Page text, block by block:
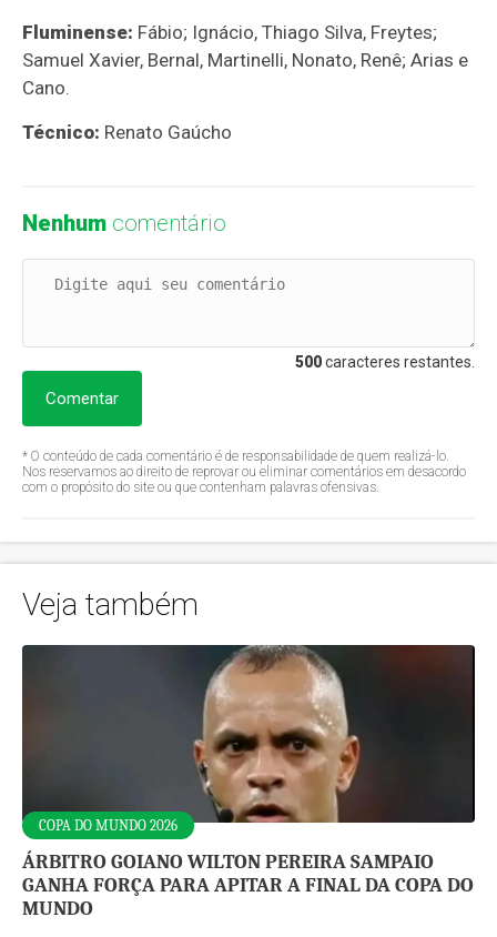
Fluminense: Fábio; Ignácio, Thiago Silva, Freytes;
Samuel Xavier, Bernal, Martinelli, Nonato, Renê; Arias e
Cano.
Técnico: Renato Gaúcho
Nenhum comentário
500caracteres restantes.
Comentar
* O conteúdo de cada comentário é de responsabilidade de quem realizá-lo.
Nos reservamos ao direito de reprovar ou eliminar comentários em desacordo
com o propósito do site ou que contenham palavras ofensivas.
Veja também
COPA DO MUNDO 2026
ÁRBITRO GOIANO WILTON PEREIRA SAMPAIO
GANHA FORÇA PARA APITAR A FINAL DA COPA DO
MUNDO